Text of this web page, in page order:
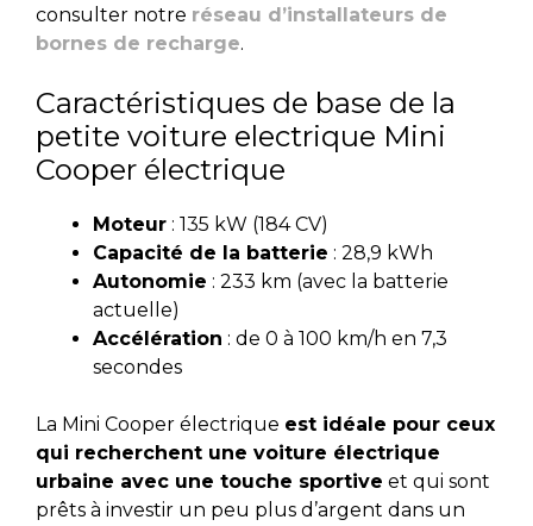
consulter notre réseau d’installateurs de
bornes de recharge.
Caractéristiques de base de la
petite voiture electrique Mini
Cooper électrique
Moteur : 135 kW (184 CV)
Capacité de la batterie : 28,9 kWh
Autonomie : 233 km (avec la batterie
actuelle)
Accélération : de 0 à 100 km/h en 7,3
secondes
La Mini Cooper électrique est idéale pour ceux
qui recherchent une voiture électrique
urbaine avec une touche sportive et qui sont
prêts à investir un peu plus d’argent dans un